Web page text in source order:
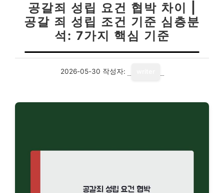
공갈죄 성립 요건 협박 차이 |
공갈 죄 성립 조건 기준 심층분
석: 7가지 핵심 기준
2026-05-30 작성자: